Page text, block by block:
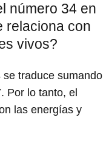
número 34 en
relaciona con
vivos?
traduce sumando
Por lo tanto, el
las energías y